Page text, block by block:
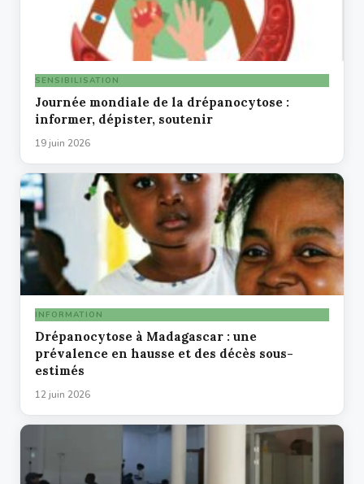
SENSIBILISATION
Journée mondiale de la drépanocytose :
informer, dépister, soutenir
19 juin 2026
INFORMATION
Drépanocytose à Madagascar : une
prévalence en hausse et des décès sous-
estimés
12 juin 2026